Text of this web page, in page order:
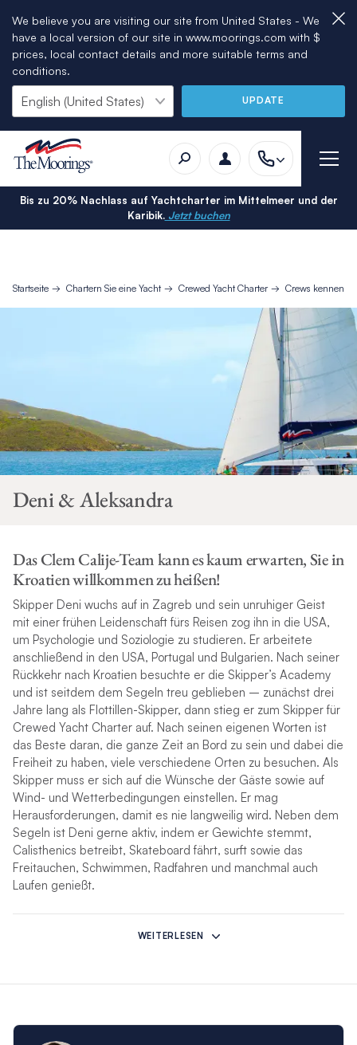
We believe you are visiting our site from United States - We
have a local version of our site in www.moorings.com with $
prices, local contact details and more suitable terms and
conditions.
UPDATE
Bis zu 20% Nachlass auf Yachtcharter im Mittelmeer und der
Karibik.Jetzt buchen
Startseite Chartern Sie eine Yacht Crewed Yacht Charter Crews
Deni & Aleksandra
Das Clem Calije-Team kann es kaum erwarten, Sie in
Kroatien willkommen zu heißen!
Skipper Deni wuchs auf in Zagreb und sein unruhiger Geist
mit einer frühen Leidenschaft fürs Reisen zog ihn in die USA,
um Psychologie und Soziologie zu studieren. Er arbeitete
anschließend in den USA, Portugal und Bulgarien. Nach seiner
Rückkehr nach Kroatien besuchte er die Skipper’s Academy
und ist seitdem dem Segeln treu geblieben – zunächst drei
Jahre lang als Flottillen-Skipper, dann stieg er zum Skipper für
Crewed Yacht Charter auf. Nach seinen eigenen Worten ist
das Beste daran, die ganze Zeit an Bord zu sein und dabei die
Freiheit zu haben, viele verschiedene Orten zu besuchen. Als
Skipper muss er sich auf die Wünsche der Gäste sowie auf
Wind- und Wetterbedingungen einstellen. Er mag
Herausforderungen, damit es nie langweilig wird. Neben dem
Segeln ist Deni gerne aktiv, indem er Gewichte stemmt,
Calisthenics betreibt, Skateboard fährt, surft sowie das
Freitauchen, Schwimmen, Radfahren und manchmal auch
Laufen genießt.
Köchin Aleksandra ist eine freundliche und sanfte Person, die
immer ihr Bestes gibt. Sie absolvierte zunächst eine
Familienbetrieb tätig, wo sie Erfahrung an der Bar sammelte,
WEITERLESEN